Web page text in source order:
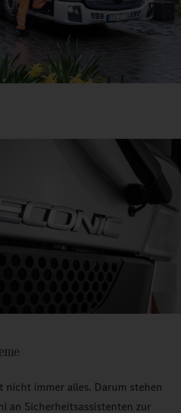
nicht immer alles. Darum stehen
an Sicherheitsassistenten zur